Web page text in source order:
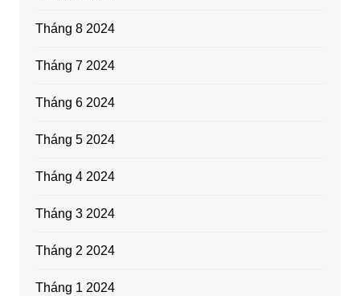
Tháng 8 2024
Tháng 7 2024
Tháng 6 2024
Tháng 5 2024
Tháng 4 2024
Tháng 3 2024
Tháng 2 2024
Tháng 1 2024